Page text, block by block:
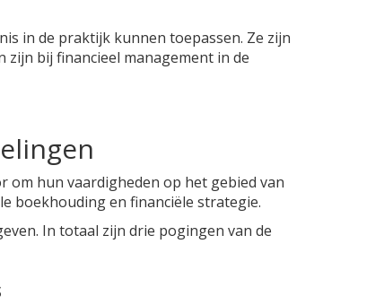
in de praktijk kunnen toepassen. Ze zijn
bij financieel management in de
om hun vaardigheden op het gebied van
boekhouding en financiële strategie.
In totaal zijn drie pogingen van de